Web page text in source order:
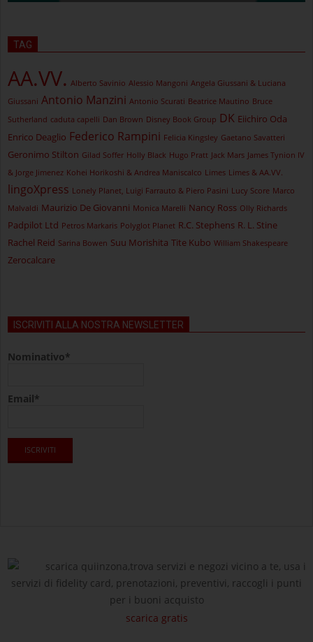
TAG
AA.VV. Alberto Savinio Alessio Mangoni Angela Giussani & Luciana
Giussani Antonio Manzini Antonio Scurati Beatrice Mautino Bruce
Sutherland caduta capelli Dan Brown Disney Book Group DK Eiichiro Oda
Enrico Deaglio Federico Rampini Felicia Kingsley Gaetano Savatteri
Geronimo Stilton Gilad Soffer Holly Black Hugo Pratt Jack Mars James Tynion IV
& Jorge Jimenez Kohei Horikoshi & Andrea Maniscalco Limes Limes & AA.VV.
lingoXpress Lonely Planet, Luigi Farrauto & Piero Pasini Lucy Score Marco
Malvaldi Maurizio De Giovanni Monica Marelli Nancy Ross Olly Richards
Padpilot Ltd Petros Markaris Polyglot Planet R.C. Stephens R. L. Stine
Rachel Reid Sarina Bowen Suu Morishita Tite Kubo William Shakespeare
Zerocalcare
ISCRIVITI ALLA NOSTRA NEWSLETTER
Nominativo*
Email*
scarica quiinzona,trova servizi e negozi vicino a te, usa i
servizi di fidelity card, prenotazioni, preventivi, raccogli i punti
per i buoni acquisto
scarica gratis